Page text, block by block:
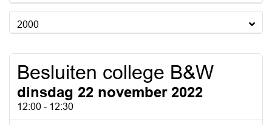
2000
Besluiten college B&W
dinsdag 22 november 2022
12:00 - 12:30